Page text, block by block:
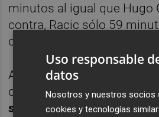
minutos al igual que Hugo
contra, Racic sólo 59
disputó 31.
Así las cosas, y por si aún
duda
Bordalás ha
su disconformidad con el
Uso responsable
datos
Nosotros y nuestros socios
cookies y tecnologías